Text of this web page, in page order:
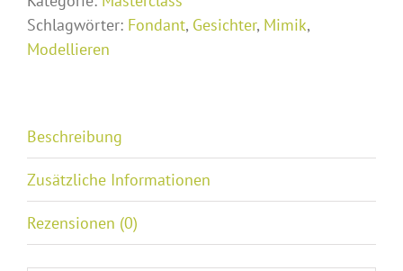
82541
Münsing/Ambach
Schlagwörter: Fondant, Gesichter, Mimik,
Modellieren
Beschreibung
Zusätzliche Informationen
Rezensionen (0)